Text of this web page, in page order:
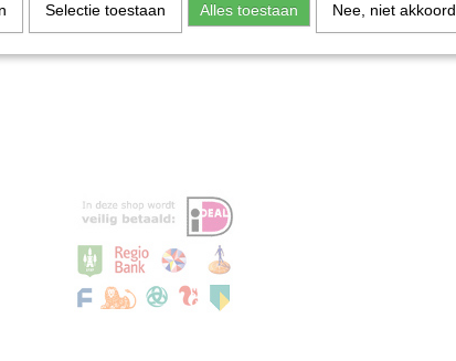
Selectie toestaan Alles toestaan Nee, niet akkoord